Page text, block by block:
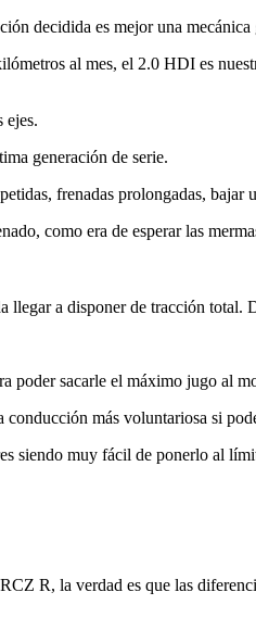
decidida es mejor una
al mes, el 2.0 HDI es
ejes.
generación de serie.
frenadas prolongadas,
como era de esperar las
a disponer de tracción total.
poder sacarle el máximo jugo al
más voluntariosa si
siendo muy fácil de ponerlo al
R, la verdad es que las